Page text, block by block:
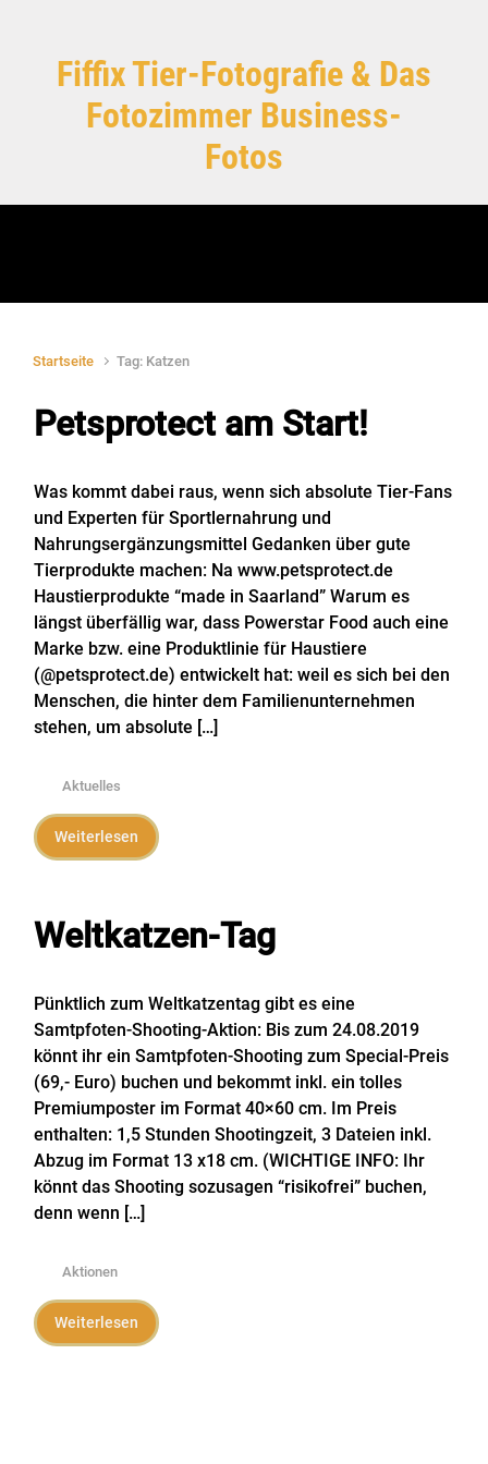
Fiffix Tier-Fotografie & Das
Fotozimmer Business-
Fotos
Startseite Tag: Katzen
Petsprotect am Start!
Was kommt dabei raus, wenn sich absolute Tier-Fans
und Experten für Sportlernahrung und
Nahrungsergänzungsmittel Gedanken über gute
Tierprodukte machen: Na www.petsprotect.de
Haustierprodukte “made in Saarland” Warum es
längst überfällig war, dass Powerstar Food auch eine
Marke bzw. eine Produktlinie für Haustiere
(@petsprotect.de) entwickelt hat: weil es sich bei den
Menschen, die hinter dem Familienunternehmen
stehen, um absolute […]
Aktuelles
Weiterlesen
Weltkatzen-Tag
Pünktlich zum Weltkatzentag gibt es eine
Samtpfoten-Shooting-Aktion: Bis zum 24.08.2019
könnt ihr ein Samtpfoten-Shooting zum Special-Preis
(69,- Euro) buchen und bekommt inkl. ein tolles
Premiumposter im Format 40×60 cm. Im Preis
enthalten: 1,5 Stunden Shootingzeit, 3 Dateien inkl.
Abzug im Format 13 x18 cm. (WICHTIGE INFO: Ihr
könnt das Shooting sozusagen “risikofrei” buchen,
denn wenn […]
Aktionen
Weiterlesen